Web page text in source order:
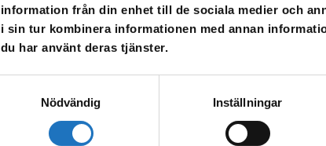
information från din enhet till de sociala medier och
i sin tur kombinera informationen med annan
du har använt deras tjänster.
Nödvändig
Inställningar